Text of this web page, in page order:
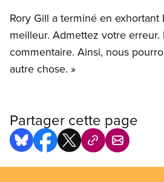
Rory Gill a terminé en exhortant
meilleur. Admettez votre erreur.
commentaire. Ainsi, nous
autre chose. »
Partager cette page